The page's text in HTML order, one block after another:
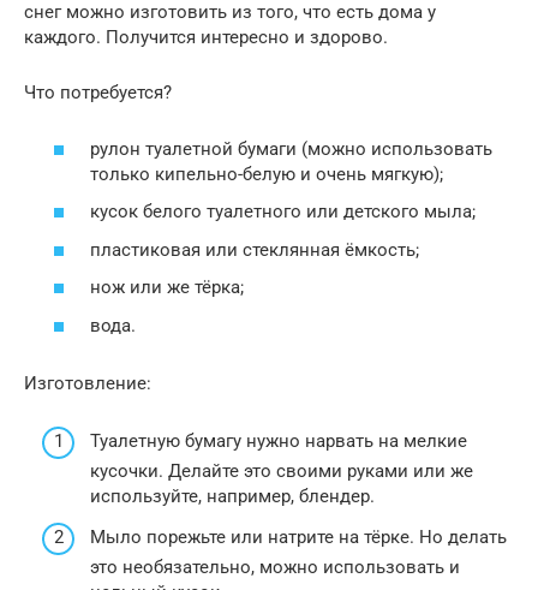
снег можно изготовить из того, что есть дома у
каждого. Получится интересно и здорово.
Что потребуется?
рулон туалетной бумаги (можно использовать
только кипельно-белую и очень мягкую);
кусок белого туалетного или детского мыла;
пластиковая или стеклянная ёмкость;
нож или же тёрка;
вода.
Изготовление:
Туалетную бумагу нужно нарвать на мелкие
кусочки. Делайте это своими руками или же
используйте, например, блендер.
Мыло порежьте или натрите на тёрке. Но делать
это необязательно, можно использовать и